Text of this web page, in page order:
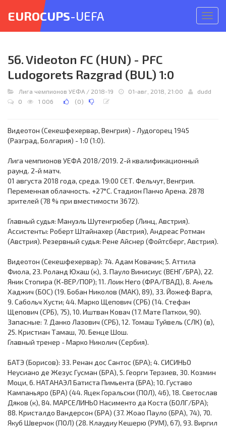
меню
EUROCUPS-UEFA
56. Videoton FC (HUN) - PFC
Ludogorets Razgrad (BUL) 1:0
Лига чемпионов УЕФА / 2018-19 01-авг, 2018, 21:00
dudd
0
1 006 (0)
Видеотон (Секешфехервар, Венгрия) - Лудогорец 1945
(Разград, Болгария) - 1:0 (1:0).
Лига чемпионов УЕФА 2018/2019. 2-й квалификационный
раунд. 2-й матч.
01 августа 2018 года, среда. 19:00 СЕТ. Фельчут, Венгрия.
Переменная облачность. +27°C. Стадион Панчо Арена. 2878
зрителей (78 % при вместимости 3672).
Главный судья: Мануэль Шутенгрюбер (Линц, Австрия).
Ассистенты: Роберт Штайнахер (Австрия), Андреас Ротман
(Австрия). Резервный судья: Рене Айснер (Фойтсберг, Австрия).
Видеотон (Секешфехервар): 74. Адам Ковачик; 5. Аттила
Фиола, 23. Роланд Юхаш (к), 3. Пауло Винисиус (ВЕНГ/БРА), 22.
Яник Стопира (К-ВЕР/ПОР); 11. Лоик Него (ФРА/ГВАД), 8. Анель
Хаджич (БОС) (19. Бобан Николов (МАК), 89), 33. Йожеф Варга,
9. Сабольч Хусти; 44. Марко Щепович (СРБ) (14. Стефан
Щепович (СРБ), 75), 10. Иштван Ковач (17. Мате Паткои, 90).
Запасные: 7. Данко Лазович (СРБ), 12. Томаш Туйвель (СЛК) (в),
25. Кристиан Тамаш, 70. Бенце Шош.
Главный тренер - Марко Николич (Сербия).
БАТЭ (Борисов): 33. Ренан дос Сантос (БРА); 4. СИСИНЬО
Неусиано де Жезус Гусман (БРА), 5. Георги Терзиев, 30. Козмин
Моци, 6. НАТАНАЭЛ Батиста Пимьента (БРА); 10. Густаво
Кампаньяро (БРА) (44. Яцек Горальски (ПОЛ), 46), 18. Светослав
Дяков (к), 84. МАРСЕЛИНЬО Насименто да Коста (БОЛГ/БРА);
88. Кристалдо Вандерсон (БРА) (37. Жоао Пауло (БРА), 74), 70.
Якуб Шверчок (ПОЛ) (28. Клаудиу Кешерю (РУМ), 67), 93. Виргил